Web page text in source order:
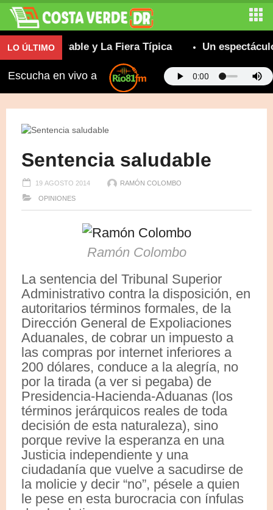
LO ÚLTIMO
Insuperable y La Fiera Típica Un espectáculo
Escucha en vivo a
Sentencia saludable
19 AGOSTO 2014 RAMÓN COLOMBO
OPINIONES
Ramón Colombo
La sentencia del Tribunal Superior
Administrativo contra la disposición, en
autoritarios términos formales, de la
Dirección General de Expoliaciones
Aduanales, de cobrar un impuesto a
las compras por internet inferiores a
200 dólares, conduce a la alegría, no
por la tirada (a ver si pegaba) de
Presidencia-Hacienda-Aduanas (los
términos jerárquicos reales de toda
decisión de esta naturaleza), sino
porque revive la esperanza en una
Justicia independiente y una
ciudadanía que vuelve a sacudirse de
la molicie y decir “no”, pésele a quien
le pese en esta burocracia con ínfulas